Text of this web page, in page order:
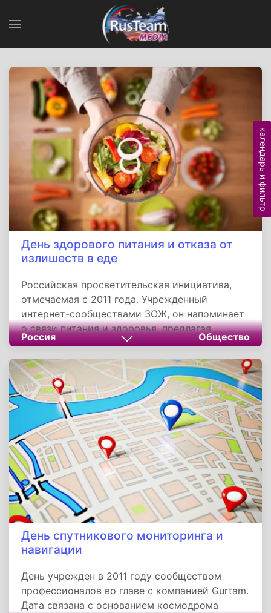
День здорового питания и отказа от
излишеств в еде
Российская просветительская инициатива,
отмечаемая с 2011 года. Учрежденный
интернет-сообществами ЗОЖ, он напоминает
о связи питания и здоровья, предлагая
альтернативу культу безграничного
потребления. Его ценность — в продвижении
осознанного отношения к еде как основы
долголетия, борьбе с эпидемией ожирения и
объединении усилий граждан, медиков и
технологий для здоровья нации.
Россия Общество
День спутникового мониторинга и
навигации
День учрежден в 2011 году сообществом
профессионалов во главе с компанией Gurtam.
Дата связана с основанием космодрома
календарь и фильтр